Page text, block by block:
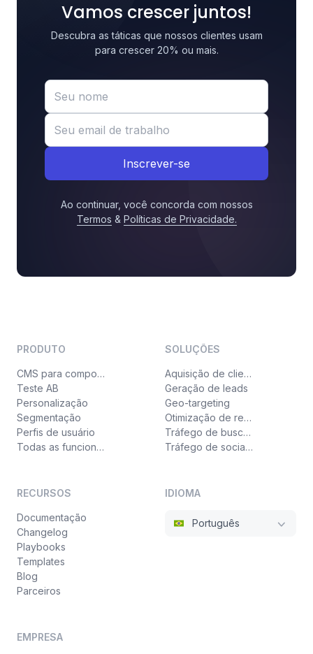
Vamos crescer juntos!
Descubra as táticas que nossos clientes usam
para crescer 20% ou mais.
Inscrever-se
Ao continuar, você concorda com nossos
Termos & Políticas de Privacidade.
PRODUTO
CMS para componentes
Teste AB
Personalização
Segmentação
Perfis de usuário
Todas as funcionalidades
SOLUÇÕES
Aquisição de clientes
Geração de leads
Geo-targeting
Otimização de receita
Tráfego de busca paga
Tráfego de social ads
RECURSOS
Documentação
Changelog
Playbooks
Templates
Blog
Parceiros
EMPRESA
IDIOMA
Português